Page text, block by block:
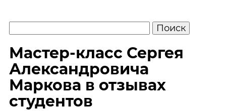
Мастер-класс Сергея
Александровича
Маркова в отзывах
студентов